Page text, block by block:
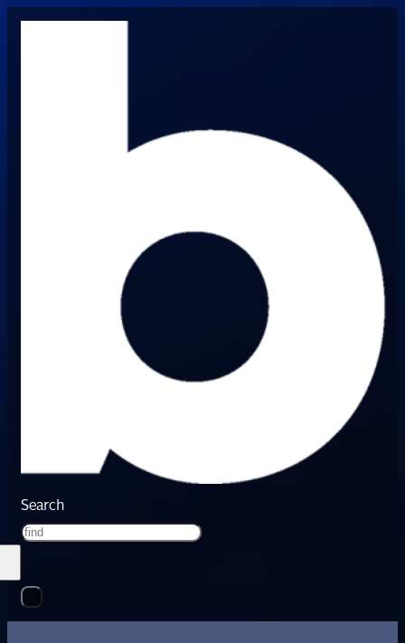
Search